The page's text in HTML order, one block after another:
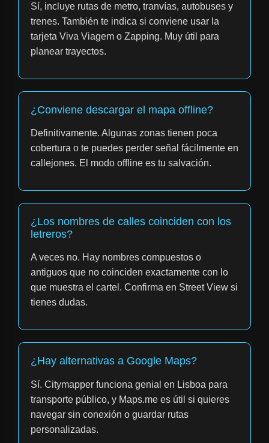
Sí, incluye rutas de metro, tranvías, autobuses y
trenes. También te indica si conviene usar la
tarjeta Viva Viagem o Zapping. Muy útil para
planear trayectos.
¿Conviene descargar el mapa offline?
Definitivamente. Algunas zonas tienen poca
cobertura o te puedes perder señal fácilmente en
callejones. El modo offline es tu salvación.
¿Los nombres de calles coinciden con los
letreros?
A veces no. Hay nombres compuestos o
antiguos que no coinciden exactamente con lo
que muestra el cartel. Confirma en Street View si
tienes dudas.
¿Hay alternativas a Google Maps?
Sí. Citymapper funciona genial en Lisboa para
transporte público, y Maps.me es útil si quieres
navegar sin conexión o guardar rutas
personalizadas.